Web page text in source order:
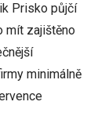
Prisko půjčí
mít zajištěno
minimálně